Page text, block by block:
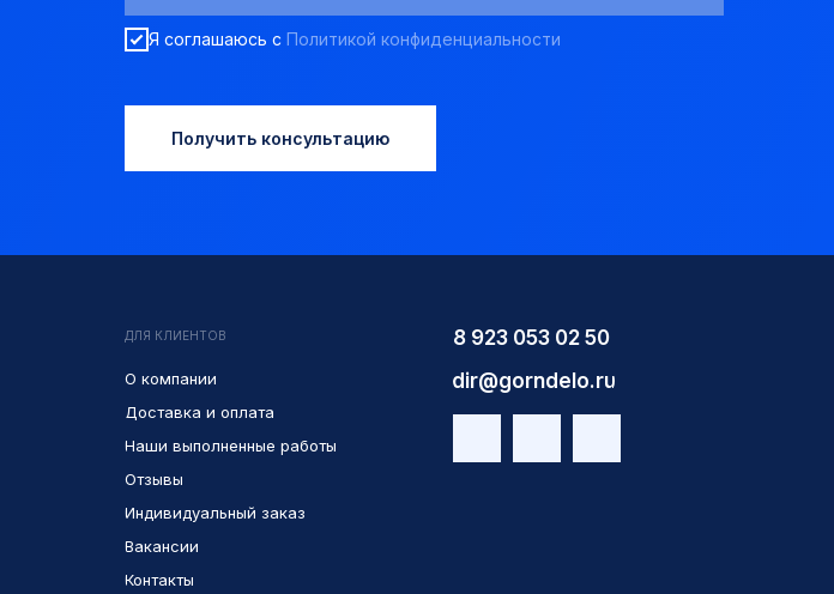
Я соглашаюсь с Политикой конфиденциальности
Получить консультацию
8 923 053 02 50
О компании
ДЛЯ КЛИЕНТОВ
Доставка и оплата
Наши выполненные работы
Отзывы
Индивидуальный заказ
Вакансии
Контакты
dir@gorndelo.ru